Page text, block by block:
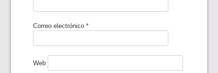
Correo electrónico*
Web